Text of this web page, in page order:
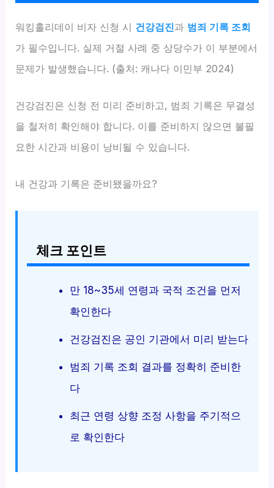
워킹홀리데이 비자 신청 시 건강검진과 범죄 기록 조회
가 필수입니다. 실제 거절 사례 중 상당수가 이 부분에서
문제가 발생했습니다. (출처: 캐나다 이민부 2024)
건강검진은 신청 전 미리 준비하고, 범죄 기록은 무결성
을 철저히 확인해야 합니다. 이를 준비하지 않으면 불필
요한 시간과 비용이 낭비될 수 있습니다.
내 건강과 기록은 준비됐을까요?
체크 포인트
만 18~35세 연령과 국적 조건을 먼저
확인한다
건강검진은 공인 기관에서 미리 받는다
범죄 기록 조회 결과를 정확히 준비한
다
최근 연령 상향 조정 사항을 주기적으
로 확인한다